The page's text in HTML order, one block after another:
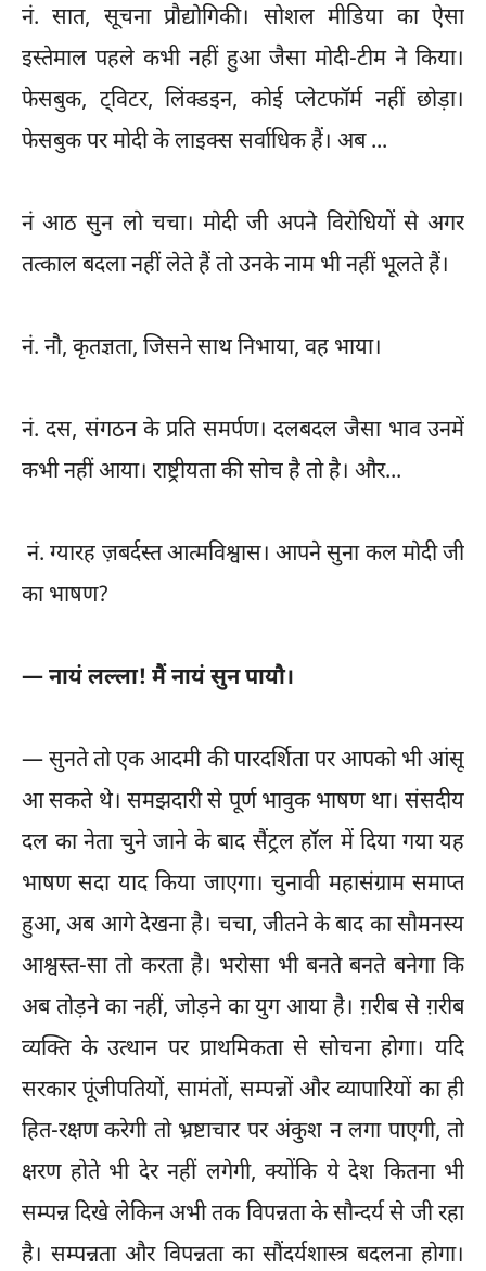
नं. सात, सूचना प्रौद्योगिकी। सोशल मीडिया का ऐसा
इस्तेमाल पहले कभी नहीं हुआ जैसा मोदी-टीम ने किया।
फेसबुक, ट्विटर, लिंक्डइन, कोई प्लेटफॉर्म नहीं छोड़ा।
फेसबुक पर मोदी के लाइक्स सर्वाधिक हैं। अब ...
नं आठ सुन लो चचा। मोदी जी अपने विरोधियों से अगर
तत्काल बदला नहीं लेते हैं तो उनके नाम भी नहीं भूलते हैं।
नं. नौ, कृतज्ञता, जिसने साथ निभाया, वह भाया।
नं. दस, संगठन के प्रति समर्पण। दलबदल जैसा भाव उनमें
कभी नहीं आया। राष्ट्रीयता की सोच है तो है। और...
नं. ग्यारह ज़बर्दस्त आत्मविश्वास। आपने सुना कल मोदी जी
का भाषण?
— नायं लल्ला! मैं नायं सुन पायौ।
— सुनते तो एक आदमी की पारदर्शिता पर आपको भी आंसू
आ सकते थे। समझदारी से पूर्ण भावुक भाषण था। संसदीय
दल का नेता चुने जाने के बाद सैंट्रल हॉल में दिया गया यह
भाषण सदा याद किया जाएगा। चुनावी महासंग्राम समाप्त
हुआ, अब आगे देखना है। चचा, जीतने के बाद का सौमनस्य
आश्वस्त-सा तो करता है। भरोसा भी बनते बनते बनेगा कि
अब तोड़ने का नहीं, जोड़ने का युग आया है। ग़रीब से ग़रीब
व्यक्ति के उत्थान पर प्राथमिकता से सोचना होगा। यदि
सरकार पूंजीपतियों, सामंतों, सम्पन्नों और व्यापारियों का ही
हित-रक्षण करेगी तो भ्रष्टाचार पर अंकुश न लगा पाएगी, तो
क्षरण होते भी देर नहीं लगेगी, क्योंकि ये देश कितना भी
सम्पन्न दिखे लेकिन अभी तक विपन्नता के सौन्दर्य से जी रहा
है। सम्पन्नता और विपन्नता का सौंदर्यशास्त्र बदलना होगा।